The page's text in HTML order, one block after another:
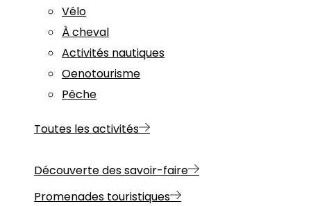
Vélo
À cheval
Activités nautiques
Oenotourisme
Pêche
Toutes les activités
Découverte des savoir-faire
Promenades touristiques